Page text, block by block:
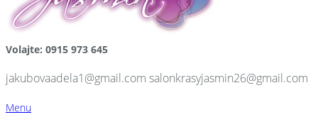
Volajte: 0915 973 645
jakubovaadela1@gmail.com salonkrasyjasmin26@gmail.com
Menu